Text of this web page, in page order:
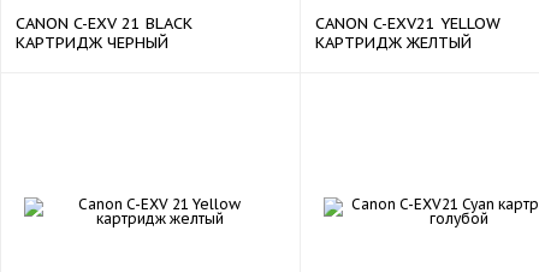
CANON C-EXV 21 BLACK
КАРТРИДЖ ЧЕРНЫЙ
CANON C-EXV21 YELLOW
КАРТРИДЖ ЖЕЛТЫЙ